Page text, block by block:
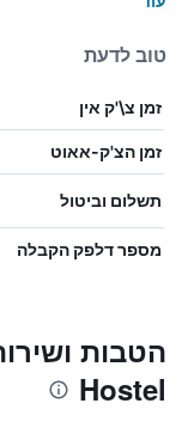
טוב לדעת
זמן צ\'ק אין
זמן הצ'ק-אאוט
תשלום וביטול
מספר דלפק הקבלה
Hostel